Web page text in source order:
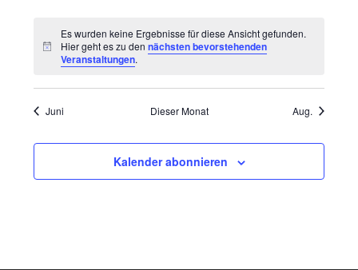
Hinweis
Es wurden keine Ergebnisse für diese Ansicht gefunden.
Hier geht es zu dennächsten bevorstehenden
Veranstaltungen.
Juni Dieser Monat Aug.
Kalender abonnieren